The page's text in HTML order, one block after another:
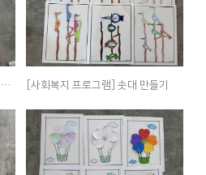
[사회복지 프로그램] 솟대 만들기